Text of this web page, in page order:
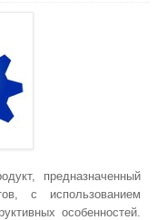
предназначенный
с использованием
особенностей.